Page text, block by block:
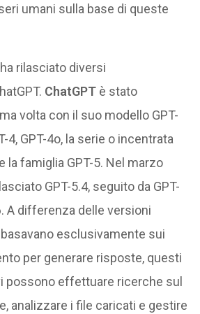
umani sulla base di queste
rilasciato diversi
ChatGPT è stato
volta con il suo modello GPT-
4, GPT-4o, la serie o incentrata
la famiglia GPT-5. Nel marzo
GPT-5.4, seguito da GPT-
A differenza delle versioni
esclusivamente sui
per generare risposte, questi
possono effettuare ricerche sul
analizzare i file caricati e gestire